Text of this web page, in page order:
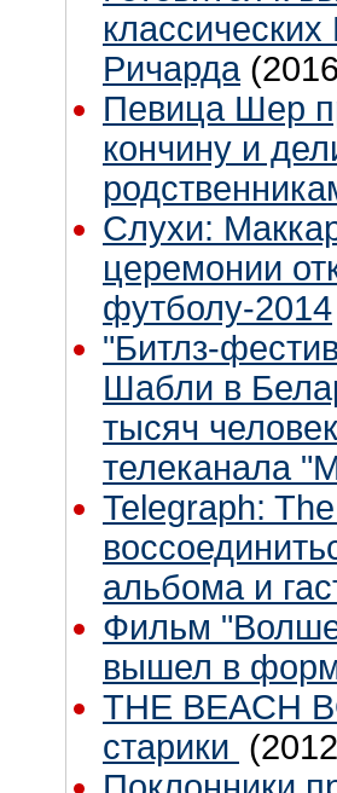
классических
Ричарда
Певица Шер
кончину и
Слухи:
церемонии
футболу-2014
"Битлз-
Шабли в
тысяч
телеканала
Telegraph:
альбома и
Фильм
вышел в
THE BEACH
старики